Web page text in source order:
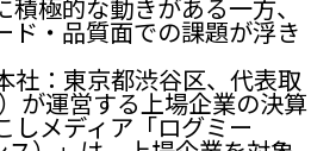
極的な動きがある一方、
ド・品質面での課題が浮き
社：東京都渋谷区、代表取
が運営する上場企業の決算
しメディア「ログミー